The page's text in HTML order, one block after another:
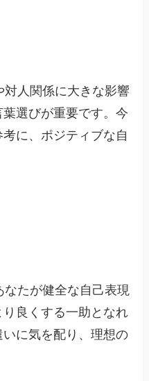
人関係に大きな影響
選びが重要です。今
に、ポジティブな自
たが健全な自己表現
良くする一助となれ
に気を配り、理想の